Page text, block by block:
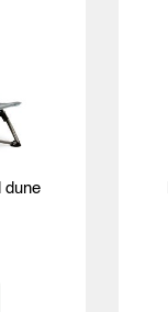
dune